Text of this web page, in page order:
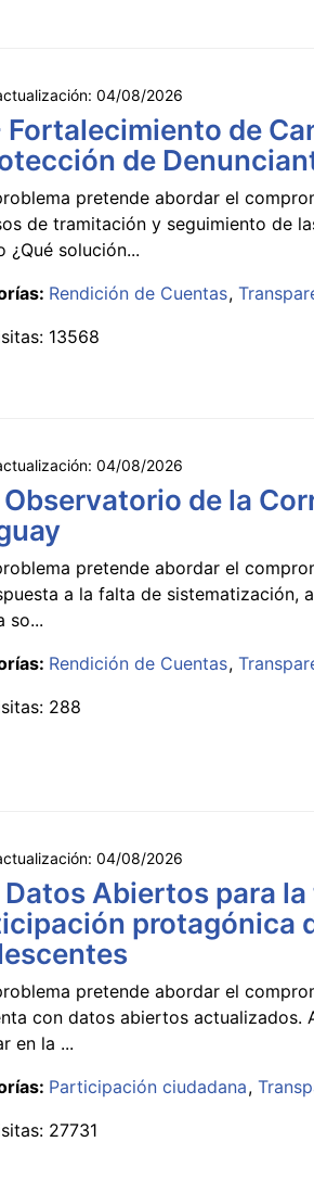
04/08/2026
Fortalecimiento de
de
pretende abordar el
de tramitación y seguimiento de
¿Qué solución...
Rendición de Cuentas
13568
04/08/2026
Observatorio de la
pretende abordar el
a la falta de sistematización,
so...
Rendición de Cuentas
288
04/08/2026
Datos Abiertos para
protagónica
pretende abordar el
con datos abiertos actualizados.
en la ...
Participación ciudadana
27731